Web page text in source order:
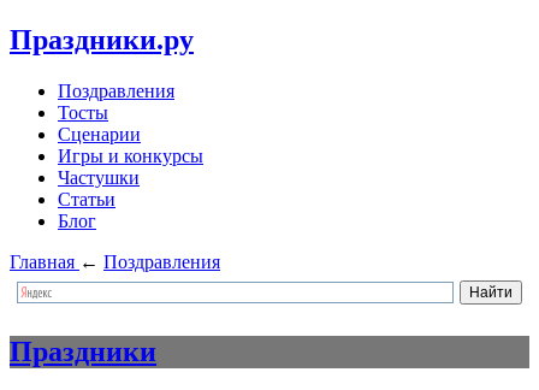
Праздники.ру
Поздравления
Тосты
Сценарии
Игры и конкурсы
Частушки
Статьи
Блог
Главная ← Поздравления
Праздники